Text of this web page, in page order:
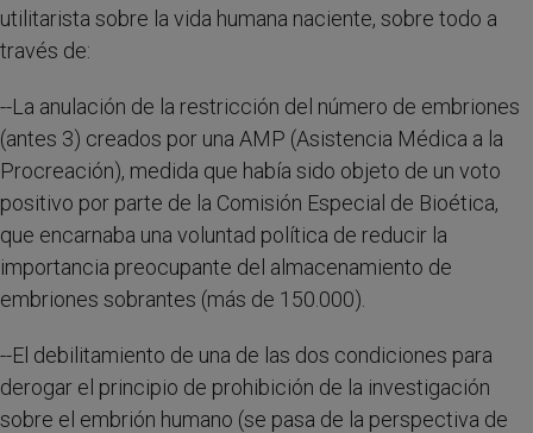
utilitarista sobre la vida humana naciente, sobre todo a
través de:
--La anulación de la restricción del número de embriones
(antes 3) creados por una AMP (Asistencia Médica a la
Procreación), medida que había sido objeto de un voto
positivo por parte de la Comisión Especial de Bioética,
que encarnaba una voluntad política de reducir la
importancia preocupante del almacenamiento de
embriones sobrantes (más de 150.000).
--El debilitamiento de una de las dos condiciones para
derogar el principio de prohibición de la investigación
sobre el embrión humano (se pasa de la perspectiva de